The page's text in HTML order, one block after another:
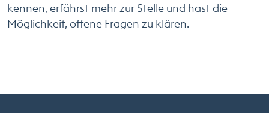
kennen, erfährst mehr zur Stelle und hast die
Möglichkeit, offene Fragen zu klären.